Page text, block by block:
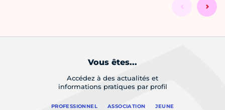
Vous êtes...
Accédez à des actualités et
informations pratiques par profil
PROFESSIONNEL ASSOCIATION JEUNE